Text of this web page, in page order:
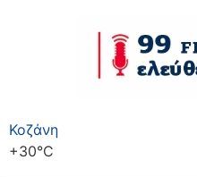
Κοζάνη
+30°C